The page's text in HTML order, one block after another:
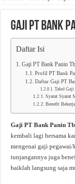
Gaji PT Bank
Daftar Isi
Gaji PT Bank Panin
Profil PT Bank
Daftar Gaji PT
Tabel Gaji
Syarat Syarat
Benefit
Gaji PT Bank Panin
kembali lagi bersama
mengenai gaji pegawai/
tunjangannya juga
baiklah langsung saja